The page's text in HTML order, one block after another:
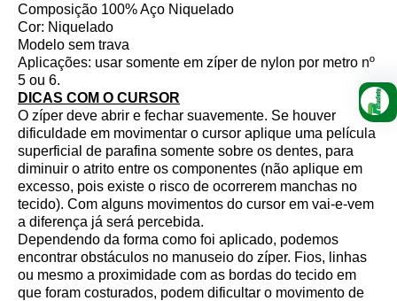
Composição 100% Aço Niquelado
Cor: Niquelado
Modelo sem trava
Aplicações: usar somente em zíper de nylon por metro nº
5 ou 6.
DICAS COM O CURSOR
O zíper deve abrir e fechar suavemente. Se houver
dificuldade em movimentar o cursor aplique uma película
superficial de parafina somente sobre os dentes, para
diminuir o atrito entre os componentes (não aplique em
excesso, pois existe o risco de ocorrerem manchas no
tecido). Com alguns movimentos do cursor em vai-e-vem
a diferença já será percebida.
Dependendo da forma como foi aplicado, podemos
encontrar obstáculos no manuseio do zíper. Fios, linhas
ou mesmo a proximidade com as bordas do tecido em
que foram costurados, podem dificultar o movimento de